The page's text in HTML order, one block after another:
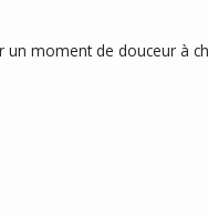
moment de douceur à